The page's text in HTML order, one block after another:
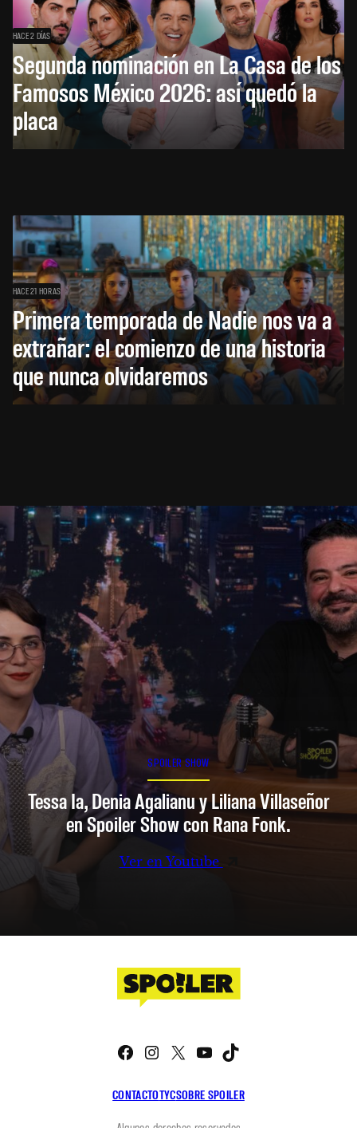
HACE 2 DÍAS
Segunda nominación en La Casa de los
Famosos México 2026: así quedó la
placa
HACE 21 HORAS
Primera temporada de Nadie nos va a
extrañar: el comienzo de una historia
que nunca olvidaremos
SPOILER SHOW
Tessa Ia, Denia Agalianu y Liliana Villaseñor
en Spoiler Show con Rana Fonk.
Ver en Youtube
CONTACTOTYCSOBRE SPOILER
Facebook
Instagram
X YouTube